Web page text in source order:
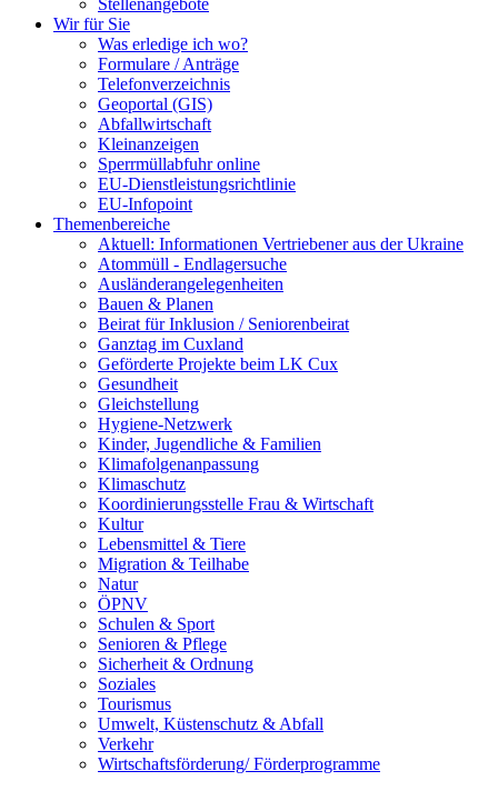
Stellenangebote
Wir für Sie
Was erledige ich wo?
Formulare / Anträge
Telefonverzeichnis
Geoportal (GIS)
Abfallwirtschaft
Kleinanzeigen
Sperrmüllabfuhr online
EU-Dienstleistungsrichtlinie
EU-Infopoint
Themenbereiche
Aktuell: Informationen Vertriebener aus der Ukraine
Atommüll - Endlagersuche
Ausländerangelegenheiten
Bauen & Planen
Beirat für Inklusion / Seniorenbeirat
Ganztag im Cuxland
Geförderte Projekte beim LK Cux
Gesundheit
Gleichstellung
Hygiene-Netzwerk
Kinder, Jugendliche & Familien
Klimafolgenanpassung
Klimaschutz
Koordinierungsstelle Frau & Wirtschaft
Kultur
Lebensmittel & Tiere
Migration & Teilhabe
Natur
ÖPNV
Schulen & Sport
Senioren & Pflege
Sicherheit & Ordnung
Soziales
Tourismus
Umwelt, Küstenschutz & Abfall
Verkehr
Wirtschaftsförderung/ Förderprogramme